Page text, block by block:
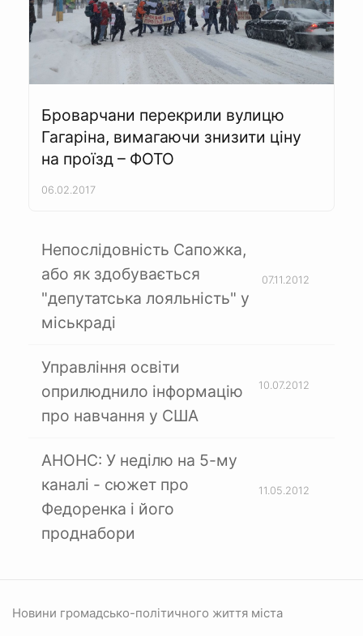
Броварчани перекрили вулицю
Гагаріна, вимагаючи знизити ціну
на проїзд – ФОТО
06.02.2017
Непослідовність Сапожка,
або як здобувається
"депутатська лояльність" у
міськраді
07.11.2012
Управління освіти
оприлюднило інформацію
про навчання у США
10.07.2012
АНОНС: У неділю на 5-му
каналі - сюжет про
Федоренка і його
проднабори
11.05.2012
Новини громадсько-політичного життя міста